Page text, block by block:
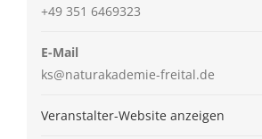
+49 351 6469323
E-Mail
ks@naturakademie-freital.de
Veranstalter-Website anzeigen